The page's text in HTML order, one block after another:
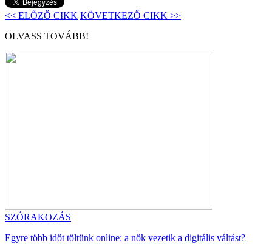
<< ELŐZŐ CIKK KÖVETKEZŐ CIKK >>
OLVASS TOVÁBB!
SZÓRAKOZÁS
Egyre több időt töltünk online: a nők vezetik a digitális váltást?